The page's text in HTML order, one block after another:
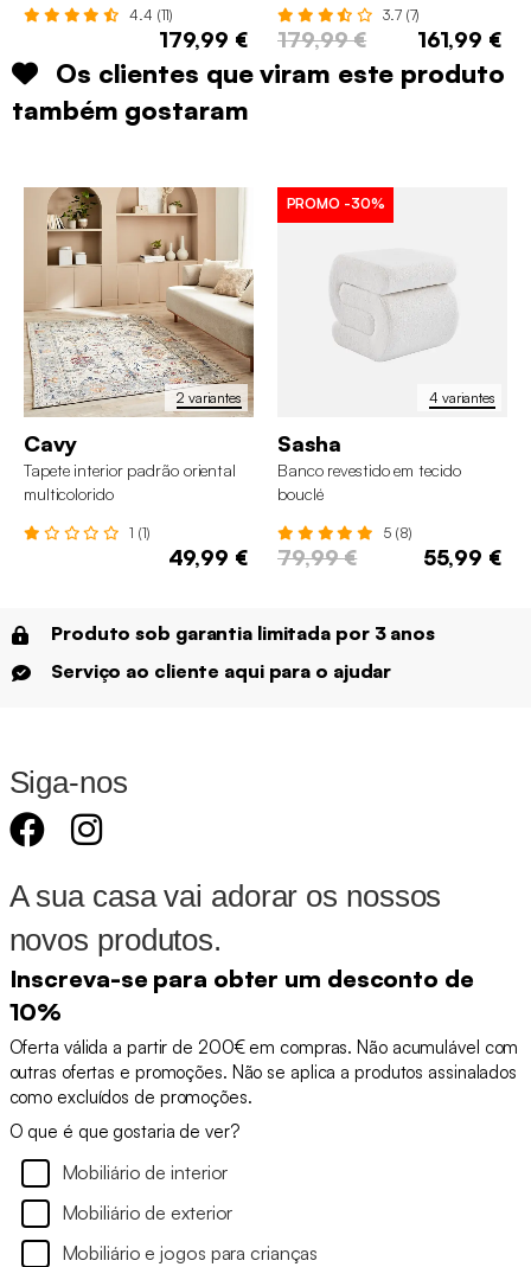
4.4 (11)
179,99 €
3.7 (7)
179,99 € 161,99 €
Os clientes que viram este produto
também gostaram
2 variantes
Cavy
Tapete interior padrão oriental
multicolorido
1 (1)
49,99 €
4 variantes
PROMO -30%
Sasha
Banco revestido em tecido
bouclé
5 (8)
79,99 € 55,99 €
Produto sob garantia limitada por 3 anos
Serviço ao cliente aqui para o ajudar
Siga-nos
A sua casa vai adorar os nossos
novos produtos.
Inscreva-se para obter um desconto de
10%
Oferta válida a partir de 200€ em compras. Não acumulável com
outras ofertas e promoções. Não se aplica a produtos assinalados
como excluídos de promoções.
O que é que gostaria de ver?
Mobiliário de interior
Mobiliário de exterior
Mobiliário e jogos para crianças